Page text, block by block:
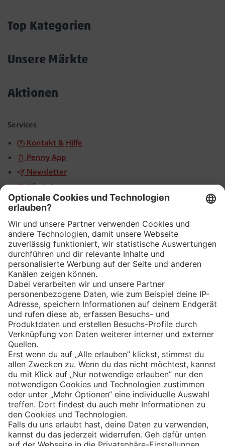
Top Kategorien
Unsere Märkte
Aktionen
Services
Kontakt & Hilfe
Penny App
Newsletter
WhatsApp
App
Eishockey
Impressum